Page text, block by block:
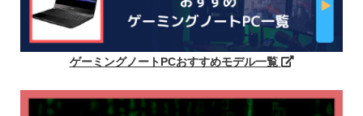
ゲーミングノートPCおすすめモデル一覧